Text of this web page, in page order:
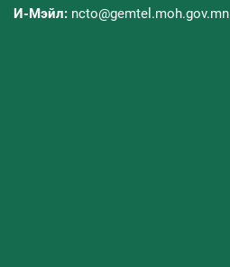
И-Мэйл: ncto@gemtel.moh.gov.mn